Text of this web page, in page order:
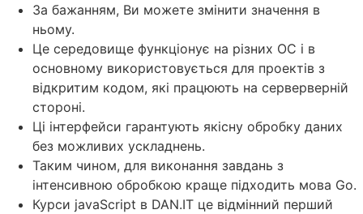
За бажанням, Ви можете змінити значення в
ньому.
Це середовище функціонує на різних ОС і в
основному використовується для проектів з
відкритим кодом, які працюють на серверверній
стороні.
Ці інтерфейси гарантують якісну обробку даних
без можливих ускладнень.
Таким чином, для виконання завдань з
інтенсивною обробкою краще підходить мова Go.
Курси javaScript в DAN.IT це відмінний перший